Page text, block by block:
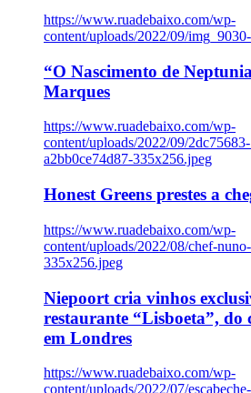
https://www.ruadebaixo.com/wp-
content/uploads/2022/09/
“O Nascimento de
Marques
https://www.ruadebaixo.com/wp-
content/uploads/2022/09/
a2bb0ce74d87-335x256.jpeg
Honest Greens prestes a
https://www.ruadebaixo.com/wp-
content/uploads/2022/08/chef-
335x256.jpeg
Niepoort cria vinhos
restaurante “Lisboeta”, do
em Londres
https://www.ruadebaixo.com/wp-
content/uploads/2022/07/